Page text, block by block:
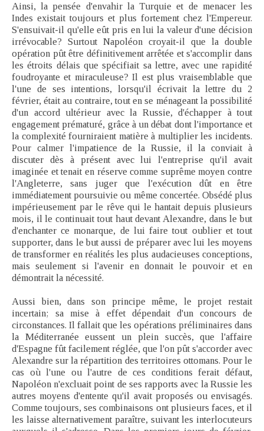
Ainsi, la pensée d'envahir la Turquie et de menacer les
Indes existait toujours et plus fortement chez l'Empereur.
S'ensuivait-il qu'elle eût pris en lui la valeur d'une décision
irrévocable? Surtout Napoléon croyait-il que la double
opération pût être définitivement arrêtée et s'accomplir dans
les étroits délais que spécifiait sa lettre, avec une rapidité
foudroyante et miraculeuse? Il est plus vraisemblable que
l'une de ses intentions, lorsqu'il écrivait la lettre du 2
février, était au contraire, tout en se ménageant la possibilité
d'un accord ultérieur avec la Russie, d'échapper à tout
engagement prématuré, grâce à un débat dont l'importance et
la complexité fourniraient matière à multiplier les incidents.
Pour calmer l'impatience de la Russie, il la conviait à
discuter dès à présent avec lui l'entreprise qu'il avait
imaginée et tenait en réserve comme suprême moyen contre
l'Angleterre, sans juger que l'exécution dût en être
immédiatement poursuivie ou même concertée. Obsédé plus
impérieusement par le rêve qui le hantait depuis plusieurs
mois, il le continuait tout haut devant Alexandre, dans le but
d'enchanter ce monarque, de lui faire tout oublier et tout
supporter, dans le but aussi de préparer avec lui les moyens
de transformer en réalités les plus audacieuses conceptions,
mais seulement si l'avenir en donnait le pouvoir et en
démontrait la nécessité.
Aussi bien, dans son principe même, le projet restait
incertain; sa mise à effet dépendait d'un concours de
circonstances. Il fallait que les opérations préliminaires dans
la Méditerranée eussent un plein succès, que l'affaire
d'Espagne fût facilement réglée, que l'on pût s'accorder avec
Alexandre sur la répartition des territoires ottomans. Pour le
cas où l'une ou l'autre de ces conditions ferait défaut,
Napoléon n'excluait point de ses rapports avec la Russie les
autres moyens d'entente qu'il avait proposés ou envisagés.
Comme toujours, ses combinaisons ont plusieurs faces, et il
les laisse alternativement paraître, suivant les interlocuteurs